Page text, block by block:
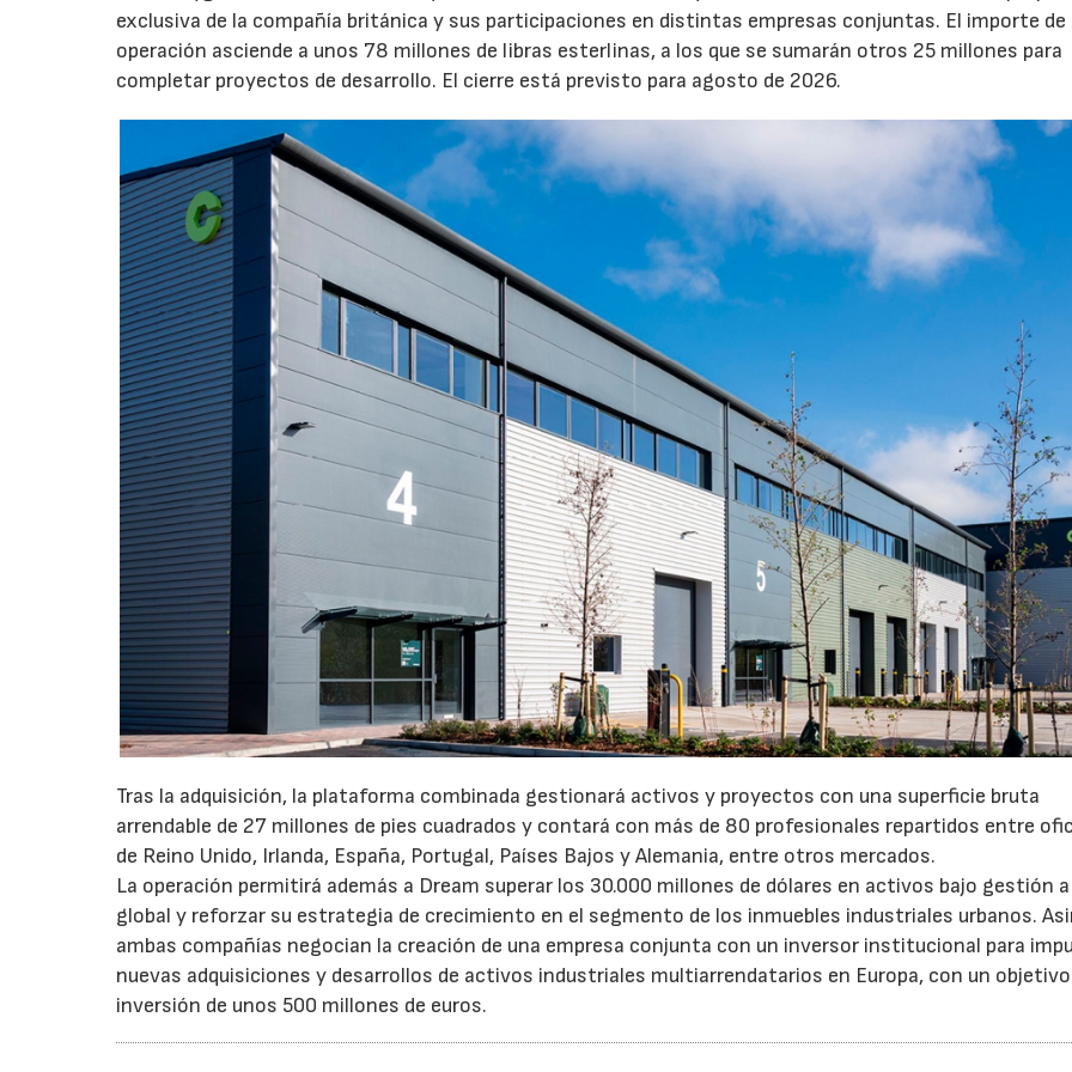
exclusiva de la compañía británica y sus participaciones en distintas empresas conjuntas. El importe de
operación asciende a unos 78 millones de libras esterlinas, a los que se sumarán otros 25 millones para
completar proyectos de desarrollo. El cierre está previsto para agosto de 2026.
Tras la adquisición, la plataforma combinada gestionará activos y proyectos con una superficie bruta
arrendable de 27 millones de pies cuadrados y contará con más de 80 profesionales repartidos entre
de Reino Unido, Irlanda, España, Portugal, Países Bajos y Alemania, entre otros mercados.
La operación permitirá además a Dream superar los 30.000 millones de dólares en activos bajo gestión
global y reforzar su estrategia de crecimiento en el segmento de los inmuebles industriales urbanos.
ambas compañías negocian la creación de una empresa conjunta con un inversor institucional para
nuevas adquisiciones y desarrollos de activos industriales multiarrendatarios en Europa, con un
inversión de unos 500 millones de euros.